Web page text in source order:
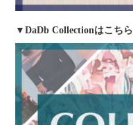
▼DaDb Collectionはこちら